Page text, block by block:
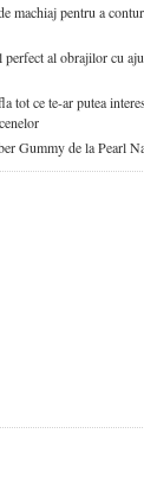
machiaj pentru a
perfect al obrajilor cu
tot ce te-ar putea
Gummy de la Pearl